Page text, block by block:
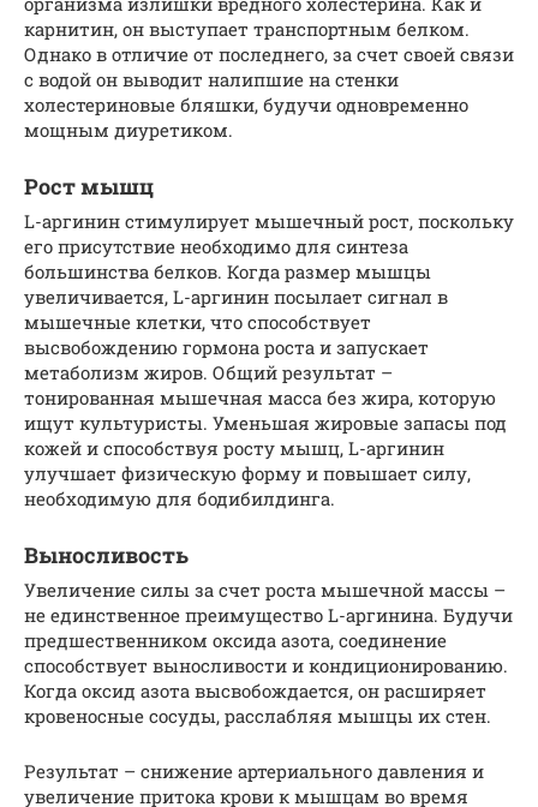
карнитин, он выступает транспортным белком.
Однако в отличие от последнего, за счет своей связи
с водой он выводит налипшие на стенки
холестериновые бляшки, будучи одновременно
мощным диуретиком.
Рост мышц
L-аргинин стимулирует мышечный рост, поскольку
его присутствие необходимо для синтеза
большинства белков. Когда размер мышцы
увеличивается, L-аргинин посылает сигнал в
мышечные клетки, что способствует
высвобождению гормона роста и запускает
метаболизм жиров. Общий результат –
тонированная мышечная масса без жира, которую
ищут культуристы. Уменьшая жировые запасы под
кожей и способствуя росту мышц, L-аргинин
улучшает физическую форму и повышает силу,
необходимую для бодибилдинга.
Выносливость
Увеличение силы за счет роста мышечной массы –
не единственное преимущество L-аргинина. Будучи
предшественником оксида азота, соединение
способствует выносливости и кондиционированию.
Когда оксид азота высвобождается, он расширяет
кровеносные сосуды, расслабляя мышцы их стен.
Результат – снижение артериального давления и
увеличение притока крови к мышцам во время